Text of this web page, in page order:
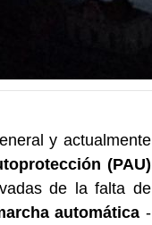
y actualmente
(PAU)
de la falta de
automática -